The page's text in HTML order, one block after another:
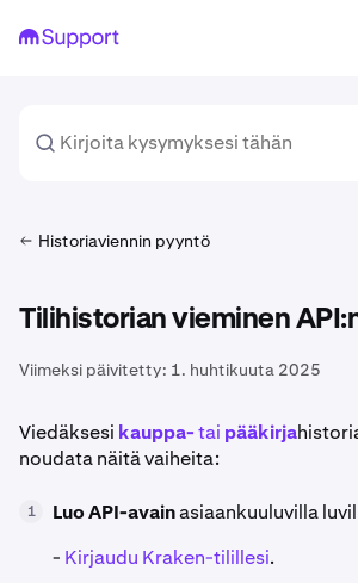
Historiaviennin pyyntö
Tilihistorian vieminen
Viimeksi päivitetty: 1. huhtikuuta 2025
Viedäksesi kauppa-tai pääkirja
noudata näitä vaiheita:
1 LuoAPI-avainasiaankuuluvilla
- Kirjaudu Kraken-tilillesi.